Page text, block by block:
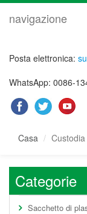
navigazione
Posta elettronica:
WhatsApp: 0086-
Casa
Categorie
Sacchetto di